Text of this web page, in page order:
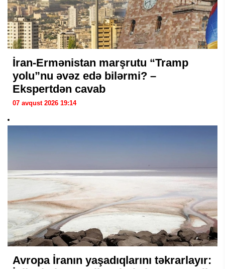
İran-Ermənistan marşrutu “Tramp
yolu”nu əvəz edə bilərmi? –
Ekspertdən cavab
07 avqust 2026 19:14
Avropa İranın yaşadıqlarını təkrarlayır: